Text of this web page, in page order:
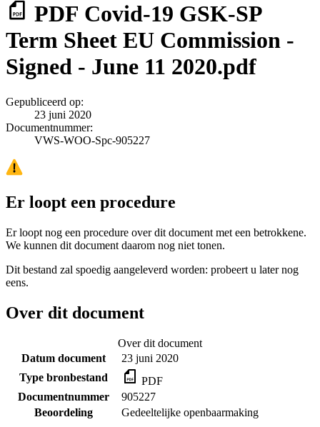
PDF Covid-19 GSK-SP
Term Sheet EU Commission -
Signed - June 11 2020.pdf
Gepubliceerd op:
23 juni 2020
Documentnummer:
VWS-WOO-Spc-905227
Er loopt een procedure
Er loopt nog een procedure over dit document met een betrokkene.
We kunnen dit document daarom nog niet tonen.
Dit bestand zal spoedig aangeleverd worden: probeert u later nog
eens.
Over dit document
Over dit document
Datum document
23 juni 2020
Type bronbestand
PDF
Documentnummer
905227
Beoordeling
Gedeeltelijke openbaarmaking